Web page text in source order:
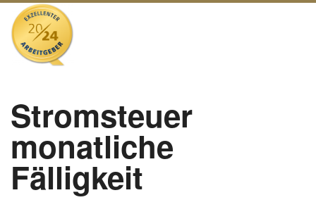
Stromsteuer
monatliche
Fälligkeit